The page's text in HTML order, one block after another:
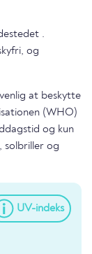
.
og
at beskytte
(WHO)
og kun
solbriller og
UV-indeks